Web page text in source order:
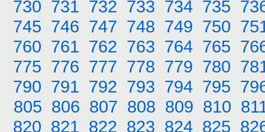
730 731 732 733 734 735
745 746 747 748 749 750
760 761 762 763 764 765
775 776 777 778 779 780
790 791 792 793 794 795
805 806 807 808 809 810
820 821 822 823 824 825